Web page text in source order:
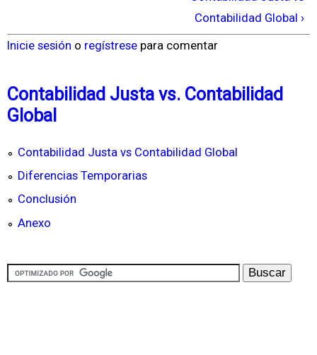
Contabilidad Global ›
Inicie sesión o regístrese para comentar
Contabilidad Justa vs. Contabilidad
Global
Contabilidad Justa vs Contabilidad Global
Diferencias Temporarias
Conclusión
Anexo